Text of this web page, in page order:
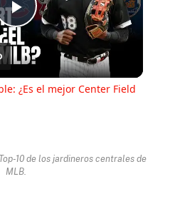
Play
Video
¿Es el mejor Center Field
10 de los jardineros centrales de
MLB.